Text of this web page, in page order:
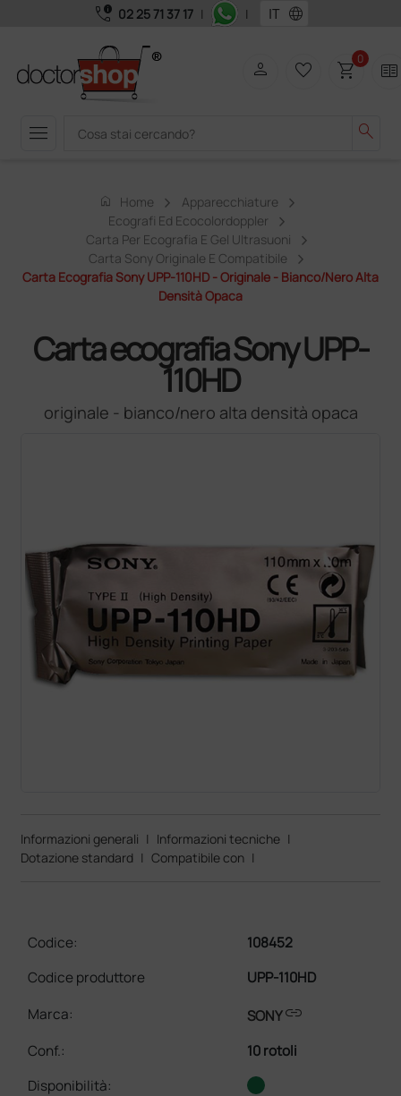
call_quality 02 25 71 37 17 | | language
menu search
person favorite_border shopping_cart0 two_pager
home Home
Apparecchiature
Ecografi Ed Ecocolordoppler
Carta Per Ecografia E Gel Ultrasuoni
Carta Sony Originale E Compatibile
Carta Ecografia Sony UPP-110HD - Originale - Bianco/nero Alta
Densità Opaca
Carta ecografia Sony UPP-
110HD
originale - bianco/nero alta densità opaca
Informazioni generali | Informazioni tecniche |
Dotazione standard | Compatibile con |
Codice:
108452
Codice produttore
UPP-110HD
Marca:
SONYlink
Conf.:
10 rotoli
Disponibilità: